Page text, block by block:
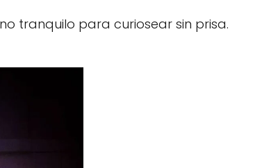
tranquilo para curiosear sin prisa.